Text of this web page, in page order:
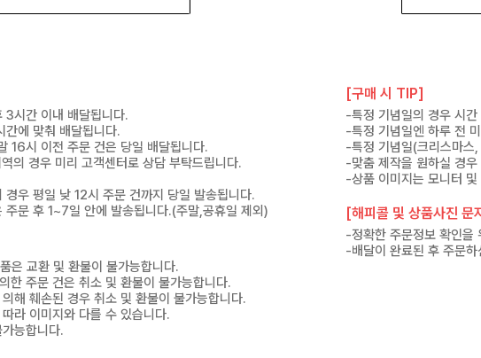
3시간 이내 배달됩니다.
에 맞춰 배달됩니다.
16시 이전 주문 건은 당일 배달됩니다.
의 경우 미리 고객센터로 상담 부탁드립니다.
우 평일 낮 12시 주문 건까지 당일 발송됩니다.
문 후 1~7일 안에 발송됩니다.(주말,공휴일 제외)
은 교환 및 환불이 불가능합니다.
한 주문 건은 취소 및 환불이 불가능합니다.
해 훼손된 경우 취소 및 환불이 불가능합니다.
라 이미지와 다를 수 있습니다.
능합니다.
[구매 시 TIP]
-특정 기념일의 경우 시
-특정 기념일엔 하루 전
-특정 기념일(크리스마스
-맞춤 제작을 원하실 경
-상품 이미지는 모니터
[해피콜 및 상품사진
-정확한 주문정보 확인을
-배달이 완료된 후 주문